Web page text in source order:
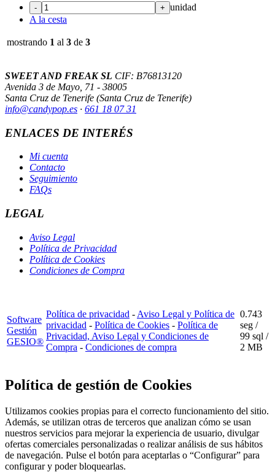
- + unidad
A la cesta
mostrando 1 al 3 de 3
SWEET AND FREAK SL CIF: B76813120
Avenida 3 de Mayo, 71 - 38005
Santa Cruz de Tenerife (Santa Cruz de Tenerife)
info@candypop.es · 661 18 07 31
ENLACES DE INTERÉS
Mi cuenta
Contacto
Seguimiento
FAQs
LEGAL
Aviso Legal
Política de Privacidad
Política de Cookies
Condiciones de Compra
Software
Gestión
GESIO®
Política de privacidad - Aviso Legal y Política de
privacidad - Política de Cookies - Política de
Privacidad, Aviso Legal y Condiciones de
Compra - Condiciones de compra
0.743
seg /
99 sql /
2 MB
Política de gestión de Cookies
Utilizamos cookies propias para el correcto funcionamiento del sitio.
Además, se utilizan otras de terceros que analizan cómo se usan
nuestros servicios para mejorar la experiencia de usuario, divulgar
ofertas comerciales personalizadas o realizar análisis de sus hábitos
de navegación. Pulse el botón para aceptarlas o “Configurar” para
configurar y poder bloquearlas.